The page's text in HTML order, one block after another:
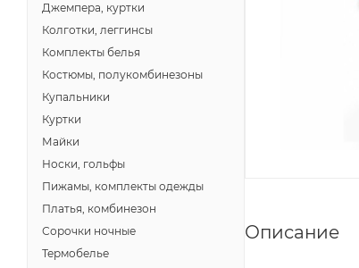
Описание
Джемпера, куртки
Колготки, леггинсы
Комплекты белья
Костюмы, полукомбинезоны
Купальники
Куртки
Майки
Носки, гольфы
Пижамы, комплекты одежды
Платья, комбинезон
Сорочки ночные
Термобелье